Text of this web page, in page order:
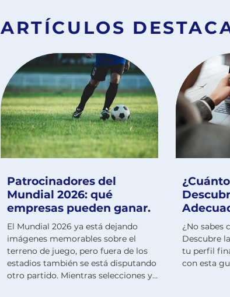
ARTÍCULOS
Patrocinadores del
Mundial 2026: qué
empresas pueden ganar.
El Mundial 2026 ya está dejando
imágenes memorables sobre el
terreno de juego, pero fuera de los
estadios también se está disputando
otro partido. Mientras selecciones y
¿No sabes
Descubre
tu perfil
con esta